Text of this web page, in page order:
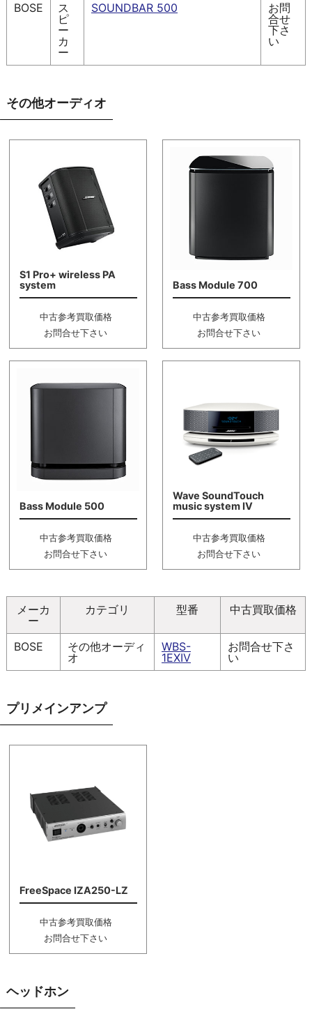
BOSE
ス
ピ
ー
カ
ー
SOUNDBAR 500
お問
合せ
下さ
い
その他オーディオ
S1 Pro+ wireless PA
system
中古参考買取価格
お問合せ下さい
Bass Module 700
中古参考買取価格
お問合せ下さい
Bass Module 500
中古参考買取価格
お問合せ下さい
Wave SoundTouch
music system IV
中古参考買取価格
お問合せ下さい
メーカ
ー
カテゴリ 型番 中古買取価格
BOSE
その他オーディ
オ
WBS-
1EXIV
お問合せ下さ
い
プリメインアンプ
FreeSpace IZA250-LZ
中古参考買取価格
お問合せ下さい
ヘッドホン